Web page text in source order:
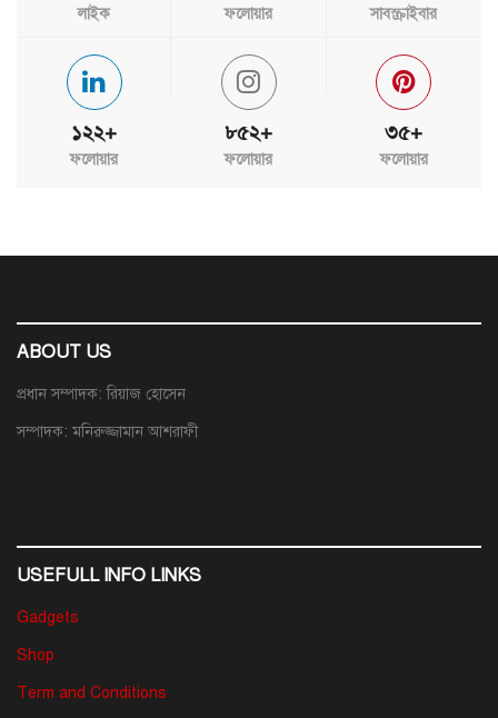
লাইক ফলোয়ার সাবস্ক্রাইবার
১২২+
ফলোয়ার
৮৫২+
ফলোয়ার
৩৫+
ফলোয়ার
ABOUT US
প্রধান সম্পাদক: রিয়াজ হোসেন
সম্পাদক: মনিরুজ্জামান আশরাফী
USEFULL INFO LINKS
Gadgets
Shop
Term and Conditions